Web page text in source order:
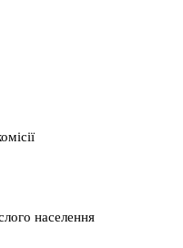
населення